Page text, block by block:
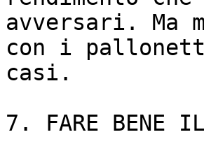
avversari. Ma
con i
casi.
7. FARE BENE IL